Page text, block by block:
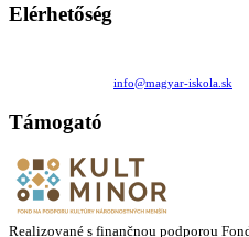
Elérhetőség
info@magyar-iskola.sk
Támogató
Realizované s finančnou podporou